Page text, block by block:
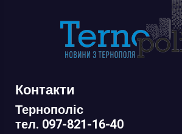
Контакти
Тернополіс
тел. 097-821-16-40